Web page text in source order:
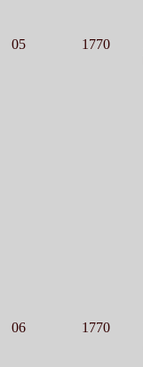
05 1770
06 1770